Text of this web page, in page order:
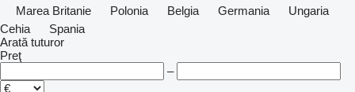
Marea Britanie
Polonia Belgia Germania
Ungaria
Cehia
Spania
Arată tuturor
Preţ
–